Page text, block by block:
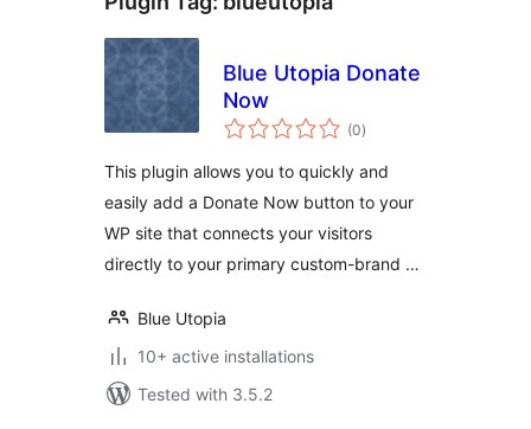
Blue Utopia Donate
Now
(0total
ratings
)
This plugin allows you to quickly and
easily add a Donate Now button to your
WP site that connects your visitors
directly to your primary custom-brand …
Blue Utopia
10+ active installations
Tested with 3.5.2